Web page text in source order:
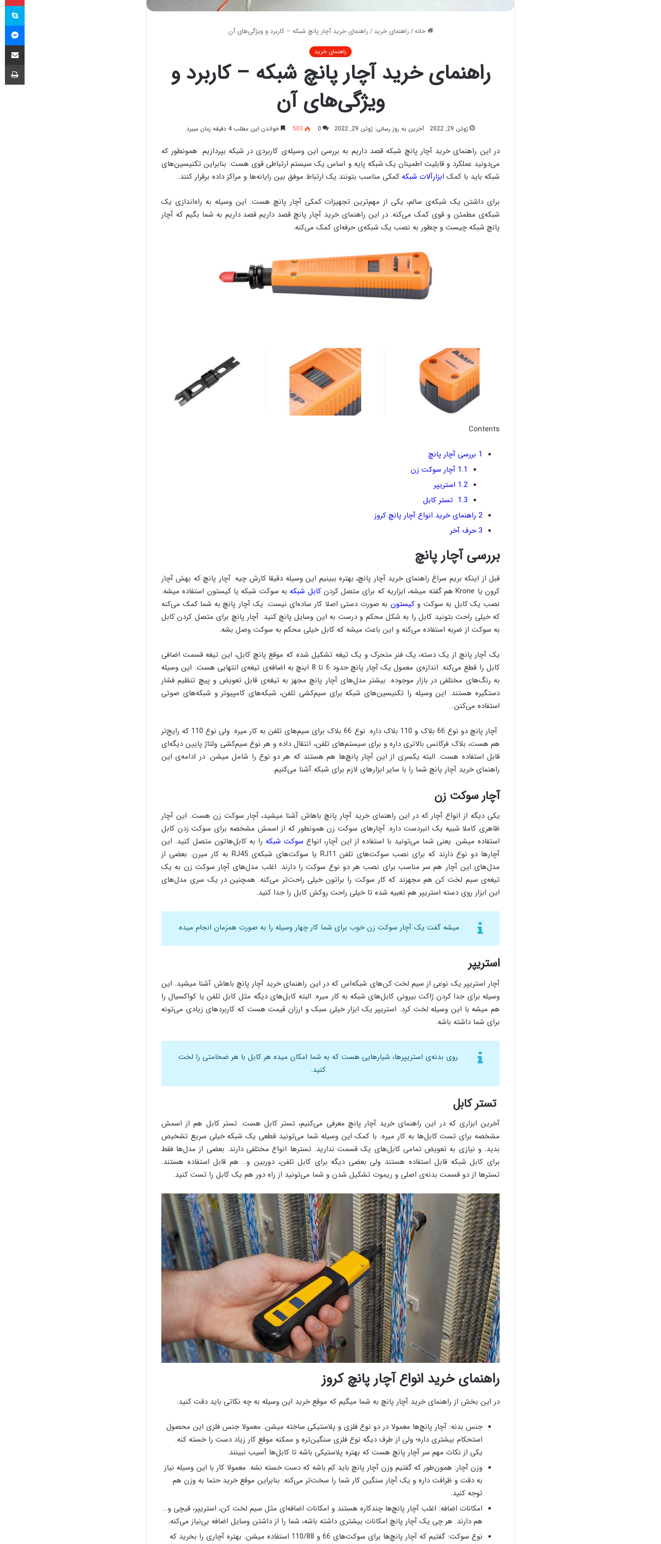
خانه/راهنمای خرید /راهنمای خرید آچار پانچ شبکه – کاربرد و ویژگی‌های آن
راهنمای خرید
راهنمای خرید آچار پانچ شبکه – کاربرد و
ویژگی‌های آن
ژوئن 29, 2022 آخرین به روز رسانی: ژوئن 29, 2022 0
503 خواندن این مطلب 4 دقیقه زمان میبرد
در این راهنمای خرید آچار پانچ شبکه قصد داریم به بررسی این وسیله‌ی کاربردی در شبکه بپردازیم. همونطور که
می‌دونید عملکرد و قابلیت اطمینان یک شبکه پایه و اساس یک سیستم ارتباطی قوی هست. بنابراین تکنیسین‌های
شبکه باید با کمک ابزارآلات شبکه کمکی مناسب بتونند یک ارتباط موفق بین رایانه‌ها و مراکز داده برقرار کنند.
برای داشتن یک شبکه‌ی سالم، یکی از مهم‌ترین تجهیزات کمکی آچار پانچ هست. این وسیله به راه‌اندازی یک
شبکه‌ی مطمئن و قوی کمک می‌کنه. در این راهنمای خرید آچار پانچ قصد داریم قصد داریم به شما بگیم که آچار
پانچ شبکه چیست و چطور به نصب یک شبکه‌ی حرفه‌ای کمک می‌کنه.
Contents
1 بررسی آچار پانچ
1.1 آچار سوکت زن
1.2 استریپر
1.3 تستر کابل
2 راهنمای خرید انواع آچار پانچ کروز
3حرف آخر
بررسی آچار پانچ
قبل از اینکه بریم سراغ راهنمای خرید آچار پانچ، بهتره ببینیم این وسیله دقیقا کارش چیه. آچار پانچ که بهش آچار
کرون یا Krone هم گفته میشه، ابزاریه که برای متصل کردن
کابل شبکهبه سوکت شبکه یا کیستون استفاده میشه.
نصب یک کابل به سوکت وکیستون به صورت دستی اصلا کار ساده‌ای نیست. یک آچار پانچ به شما کمک می‌کنه
که خیلی راحت بتونید کابل را به شکل محکم و درست به این وسایل پانچ کنید. آچار پانچ برای متصل کردن کابل
به سوکت از ضربه استفاده می‌کنه و این باعث میشه که کابل خیلی محکم به سوکت وصل بشه.
یک آچار پانچ از یک دسته، یک فنر متحرک و یک تیغه تشکیل شده که موقع پانچ کابل، این تیغه قسمت اضافی
کابل را قطع می‌کنه. اندازه‌ی معمول یک آچار پانچ حدود 6 تا 8 اینچ به اضافه‌ی تیغه‌ی انتهایی هست. این وسیله
به رنگ‌های مختلفی در بازار موجوده. بیشتر مدل‌های آچار پانچ مجهز به تیغه‌ی قابل تعویض و پیچ تنظیم فشار
دستگیره هستند. این وسیله را تکنیسین‌های شبکه برای سیم‌کشی تلفن، شبکه‌های کامپیوتر و شبکه‌های صوتی
استفاده می‌کنن.
آچار پانچ دو نوع 66 بلاک و 110 بلاک داره. نوع 66 بلاک برای سیم‌های تلفن به کار میره. ولی نوع 110 که رایج‌تر
هم هست، بلاک فرکانس بالاتری داره و برای سیستم‌های تلفن، انتقال داده و هر نوع سیم‌کشی ولتاژ پایین دیگه‌ای
قابل استفاده هست. البته یکسری از این آچار پانچ‌ها هم هستند که هر دو نوع را شامل میشن. در ادامه‌ی این
راهنمای خرید آچار پانچ شما را با سایر ابزارهای لازم برای شبکه آشنا می‌کنیم.
آچار سوکت زن
یکی دیگه از انواع آچار که در این راهنمای خرید آچار پانچ باهاش آشنا میشید، آچار سوکت زن هست. این آچار
ظاهری کاملا شبیه یک انبردست داره. آچارهای سوکت زن همونطور که از اسمش مشخصه برای سوکت زدن کابل
استفاده میشن. یعنی شما می‌تونید با استفاده از این آچار، انواع سوکت‌ شبکه را به کابل‌هاتون متصل کنید. این
آچارها دو نوع دارند که برای نصب سوکت‌های تلفن RJ11 یا سوکت‌های شبکه‌ی RJ45 به کار میرن. بعضی از
مدل‌های این آچار هم سر مناسب برای نصب هر دو نوع سوکت را دارند. اغلب مدل‌های آچار سوکت‌ زن به یک
تیغه‌ی سیم لخت کن هم مجهزند که کار سوکت را براتون خیلی راحت‌تر می‌کنه. همچنین در یک سری مدل‌های
این ابزار روی دسته استریپر هم تعبیه شده تا خیلی راحت روکش کابل را جدا کنید.
میشه گفت یک آچار سوکت زن خوب برای شما کار چهار وسیله را به صورت همزمان انجام میده.
استریپر
آچار استریپر یک نوعی از سیم لخت کن‌های شبکه‌اس که در این راهنمای خرید آچار پانچ باهاش آشنا میشید. این
وسیله برای جدا کردن ژاکت‌ بیرونی کابل‌های شبکه به کار میره. البته کابل‌های دیگه مثل کابل تلفن یا کواکسیال را
هم میشه با این وسیله لخت کرد. استریپر یک ابزار خیلی سبک و ارزان قیمت هست که کاربردهای زیادی می‌تونه
برای شما داشته باشه.
روی بدنه‌ی استریپرها، شیارهایی هست که به شما امکان میده هر کابل با هر ضخامتی را لخت
کنید.
تستر کابل
آخرین ابزاری که در این راهنمای خرید آچار پانچ معرفی می‌کنیم، تستر کابل هست. تستر کابل هم از اسمش
مشخصه برای تست کابل‌ها به کار میره. با کمک این وسیله شما می‌تونید قطعی یک شبکه خیلی سریع تشخیص
بدید. و نیازی به تعویض تمامی کابل‌های یک قسمت ندارید. تسترها انواع مختلفی دارند. بعضی از مدل‌ها فقط
برای کابل شبکه قابل استفاده هستند ولی بعضی دیگه برای کابل تلفن، دوربین و… هم قابل استفاده هستند.
تسترها از دو قسمت بدنه‌ی اصلی و ریموت تشکیل شدن و شما می‌تونید از راه دور هم یک کابل را تست کنید.
راهنمای خرید انواع آچار پانچ کروز
در این بخش از راهنمای خرید آچار پانچ به شما میگیم که موقع خرید این وسیله به چه نکاتی باید دقت کنید:
جنس بدنه: آچار پانچ‌ها معمولا در دو نوع فلزی و پلاستیکی ساخته میشن. معمولا جنس فلزی این محصول
استحکام بیشتری داره؛ ولی از طرف دیگه نوع فلزی سنگین‌تره و ممکنه موقع کار زیاد دست را خسته کنه.
یکی از نکات مهم سر آچار پانچ هست که بهتره پلاستیکی باشه تا کابل‌ها آسیب نبینند.
وزن آچار: همون‌طور که گفتیم وزن آچار پانچ باید کم باشه که دست خسته نشه. معمولا کار با این وسیله نیاز
به دقت و ظرافت داره و یک آچار سنگین کار شما را سخت‌تر می‌کنه. بنابراین موقع خرید حتما به وزن هم
توجه کنید.
امکانات اضافه: اغلب آچار پانچ‌ها چندکاره هستند و امکانات اضافه‌ای مثل سیم لخت کن، استریپر، قیچی و…
هم دارند. هر چی یک آچار پانچ امکانات بیشتری داشته باشه، شما را از داشتن وسایل اضافه بی‌نیاز می‌کنه.
نوع سوکت: گفتیم که آچار پانچ‌ها برای سوکت‌های 66 و 110/88 استفاده میشن. بهتره آچاری را بخرید که
اشتراک